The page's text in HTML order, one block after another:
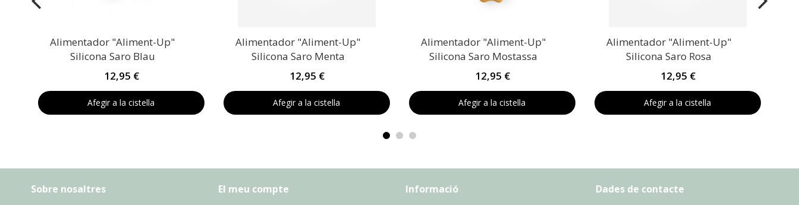
Alimentador "Aliment-Up"
Silicona Saro Blau
12,95 €
Afegir a la cistella
Alimentador "Aliment-Up"
Silicona Saro Menta
12,95 €
Afegir a la cistella
Alimentador "Aliment-Up"
Silicona Saro Mostassa
12,95 €
Afegir a la cistella
Alimentador "Aliment-Up"
Silicona Saro Rosa
12,95 €
Afegir a la cistella
Sobre nosaltres El meu compte Informació Dades de contacte